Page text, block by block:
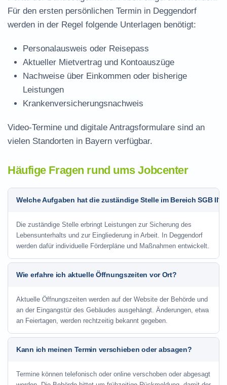
Für den ersten persönlichen Termin in Deggendorf
werden in der Regel folgende Unterlagen benötigt:
Personalausweis oder Reisepass
Aktueller Mietvertrag und Kontoauszüge
Nachweise über Einkommen oder bisherige
Leistungen
Krankenversicherungsnachweis
Video-Termine und digitale Antragsformulare sind an
vielen Standorten in Bayern verfügbar.
Häufige Fragen rund ums Jobcenter
Welche Aufgaben hat die zuständige Stelle im Bereich SGB II?
Die zuständige Stelle erbringt Leistungen zur Sicherung des
Lebensunterhalts und zur Eingliederung in Arbeit. In Deggendorf
werden dafür individuelle Förderpläne und Maßnahmen entwickelt.
Wie erfahre ich aktuelle Öffnungszeiten vor Ort?
Aktuelle Öffnungszeiten werden auf der Website der Behörde und
an der Eingangstür des Gebäudes ausgehängt. Änderungen, etwa
an Feiertagen, werden rechtzeitig bekannt gegeben.
Kann ich meinen Termin verschieben oder absagen?
Termine können telefonisch oder online verschoben oder abgesagt